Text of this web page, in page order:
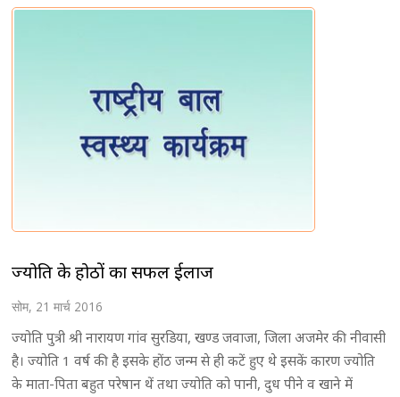
ज्योति के होठों का सफल ईलाज
सोम, 21 मार्च 2016
ज्योति पुत्री श्री नारायण गांव सुरडिया, खण्ड जवाजा, जिला अजमेर की नीवासी
है। ज्योति 1 वर्ष की है इसके होंठ जन्म से ही कटें हुए थे इसकें कारण ज्योति
के माता-पिता बहुत परेषान थें तथा ज्योति को पानी, दुध पीने व खाने में